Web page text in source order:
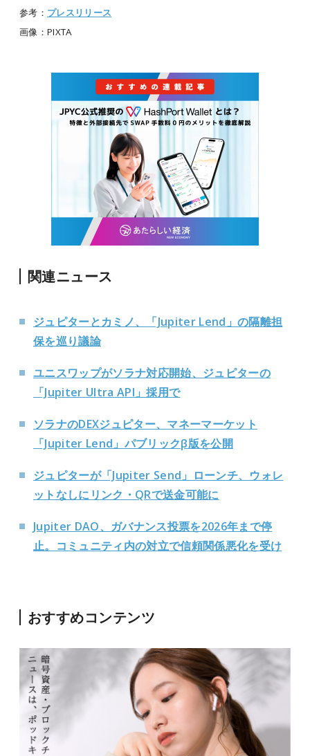
参考： プレスリリース
画像：PIXTA
関連ニュース
ジュピターとカミノ、「Jupiter Lend」の隔離担
保を巡り議論
ユニスワップがソラナ対応開始、ジュピターの
「Jupiter Ultra API」採用で
ソラナのDEXジュピター、マネーマーケット
「Jupiter Lend」パブリックβ版を公開
ジュピターが「Jupiter Send」ローンチ、ウォレ
ットなしにリンク・QRで送金可能に
Jupiter DAO、ガバナンス投票を2026年まで停
止。コミュニティ内の対立で信頼関係悪化を受け
おすすめコンテンツ